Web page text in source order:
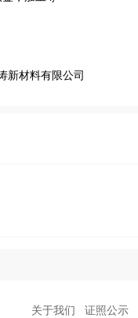
新材料有限公司
关于我们 证照公示